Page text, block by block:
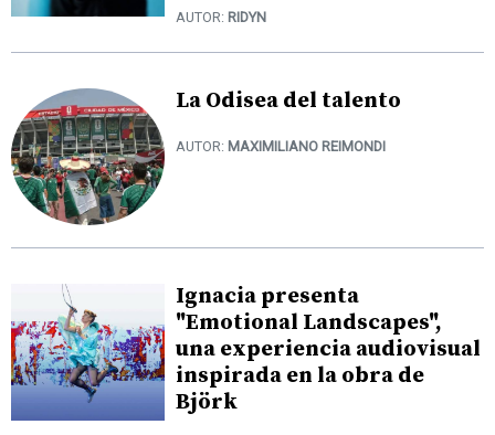
AUTOR: RIDYN
La Odisea del talento
AUTOR: MAXIMILIANO REIMONDI
Ignacia presenta
"Emotional Landscapes",
una experiencia audiovisual
inspirada en la obra de
Björk